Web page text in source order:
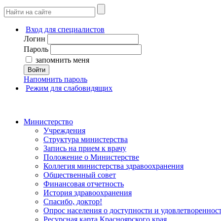
Вход для специалистов
Логин
Пароль
запомнить меня
Войти
Напомнить пароль
Режим для слабовидящих
Министерство
Учреждения
Структура министерства
Запись на прием к врачу
Положение о Министерстве
Коллегия министерства здравоохранения
Общественный совет
Финансовая отчетность
История здравоохранения
Спасибо, доктор!
Опрос населения о доступности и
Ресурсная карта Красноярского края